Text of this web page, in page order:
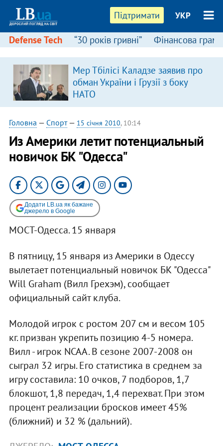
Підтримати УКР
Defense Tech “30 років гривні” Фінансова
Мер Тбілісі Каладзе заявив про
обман України і Грузії з боку
НАТО
Головна — Спорт— 15 січня 2010, 10:14
Из Америки летит потенциальный
новичок БК "Одесса"
Додати LB.ua як бажане
джерело в Google
МОСТ-Одесса. 15 января
В пятницу, 15 января из Америки в Одессу
вылетает потенциальный новичок БК "Одесса"
Will Graham (Вилл Грехэм), сообщает
официальный сайт клуба.
Молодой игрок с ростом 207 см и весом 105
кг. призван укрепить позицию 4-5 номера.
Вилл - игрок NCAA. В сезоне 2007-2008 он
сыграл 32 игры. Его статистика в среднем за
игру составила: 10 очков, 7 подборов, 1,7
блокшот, 1,8 передач, 1,4 перехват. При этом
процент реализации бросков имеет 45%
(ближний) и 32 % (дальний).